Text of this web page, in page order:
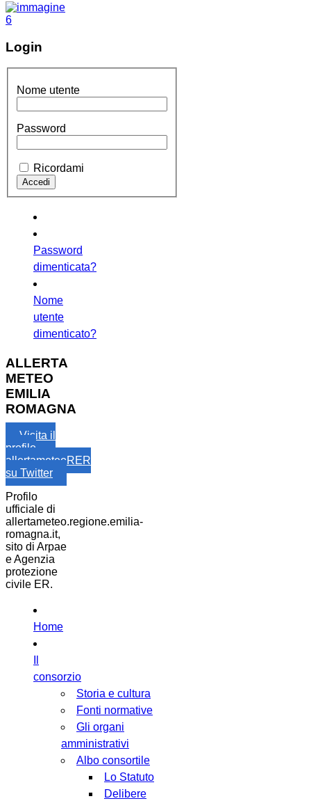
Login
Nome utente
Password
Ricordami
Password
dimenticata?
Nome
utente
dimenticato?
ALLERTA
METEO
EMILIA
ROMAGNA
Visita il
profilo
allertameteoRER
su Twitter
Profilo
ufficiale di
allertameteo.regione.emilia-
romagna.it,
sito di Arpae
e Agenzia
protezione
civile ER.
Home
consorzio
Storia e cultura
Fonti normative
Gli organi
amministrativi
Albo consortile
Lo Statuto
Delibere